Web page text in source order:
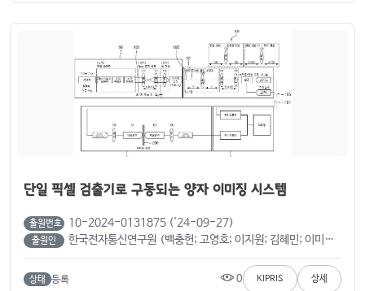
단일 픽셀 검출기로 구동되는 양자 이미징 시스템
출원번호 10-2024-0131875 ('24-09-27)
출원인 한국전자통신연구원 (백충헌; 고영호; 이지원; 김혜민; 이미르; 장효성; 조현희)
상태 등록 0 KIPRIS 상세